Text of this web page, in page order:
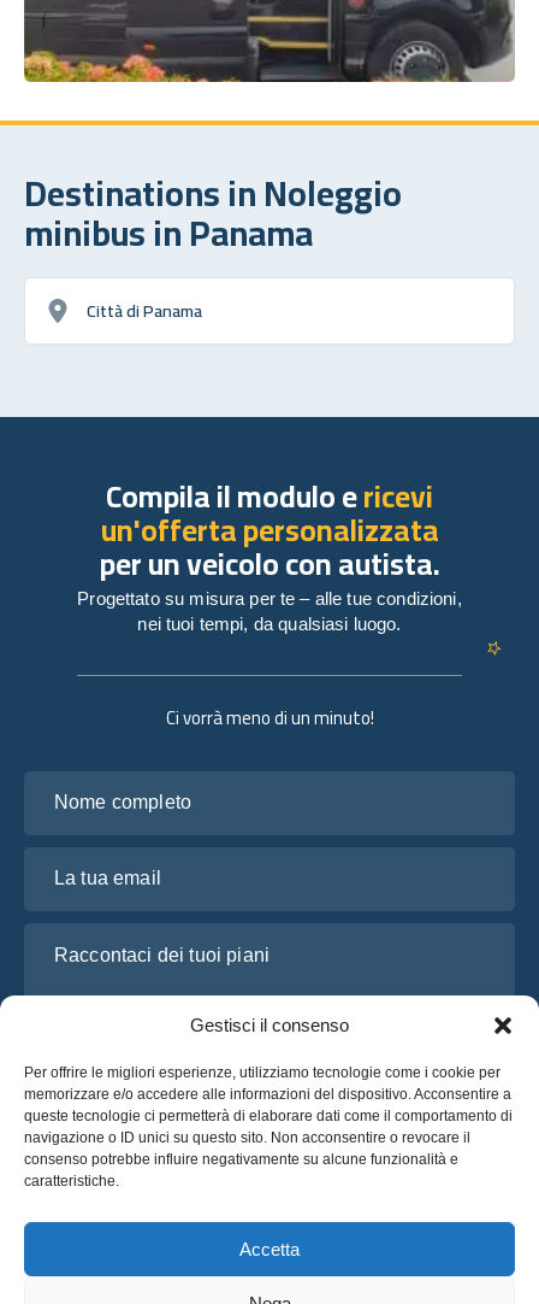
Gestisci il consenso
Per offrire le migliori esperienze, utilizziamo tecnologie come i cookie per
memorizzare e/o accedere alle informazioni del dispositivo. Acconsentire a
queste tecnologie ci permetterà di elaborare dati come il comportamento di
navigazione o ID unici su questo sito. Non acconsentire o revocare il
consenso potrebbe influire negativamente su alcune funzionalità e
caratteristiche.
Accetta
Destinations in Noleggio
minibus in Panama
Città di Panama
Ci vorrà meno di un minuto!
Ho letto e accetto l’
Richiedi un preventivo
Richiedi un preventivo
Compila il modulo ericevi
un'offerta personalizzata
per un veicolo con autista.
Progettato su misura per te – alle tue condizioni,
nei tuoi tempi, da qualsiasi luogo.